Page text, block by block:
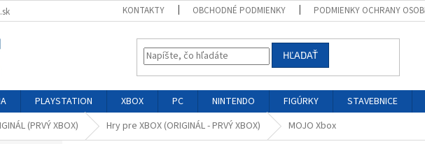
KONTAKTY OBCHODNÉ PODMIENKY PODMIENKY OCHRANY
HĽADAŤ
PLAYSTATION XBOX PC NINTENDO FIGÚRKY STAVEBNICE
(PRVÝ XBOX) Hry pre XBOX (ORIGINÁL - PRVÝ XBOX) MOJO Xbox